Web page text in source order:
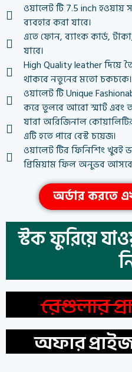
ওয়ালেট টি 7.5 inch হওয়ায়
ব্যবহার করা যাবে।
এতে ফোন, ব্যাংক কার্ড,
যাবে।
High Quality leather দিয়ে
থাকবে নতুনের মতো চকচকে।
ওয়ালেট টি Unique
করে তুলবে আরো স্মার্ট এবং
যারা অরিজিনাল
এটি হতে পারে বেস্ট চয়েজ।
ওয়ালেট টির ফিনিশিং খুবই
প্রিমিয়াম ফিল অনুভব
অর্ডার করতে
স্টক ফুরিয়ে
রেগুলার
অফার